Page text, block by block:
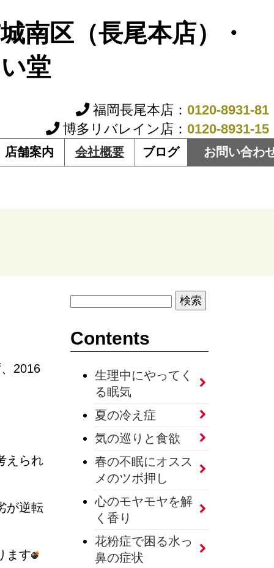
南区（長尾本店）・
堂
福岡長尾本店： 0120-8931-81
博多リバレイン店： 0120-8931-15
店舗案内 会社概要 ブログ お問い合わ
2016
えられ
が逆転
ます
Contents
生理中にやってく
る眠気
夏の冷え症
気の巡りと食欲
春の不眠にオスス
メのツボ押し
心のモヤモヤを解
く香り
花粉症で困る水っ
鼻の症状